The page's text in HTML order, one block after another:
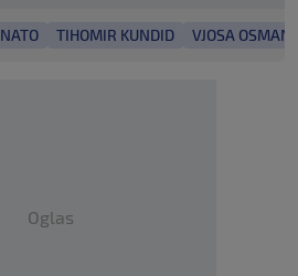
NATO TIHOMIR KUNDID VJOSA OSMANI
Oglas